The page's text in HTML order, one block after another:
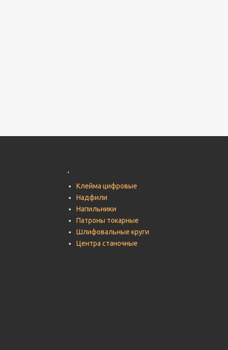
.
Клейма цифровые
Надфили
Напильники
Патроны токарные
Шлифовальные круги
Центра станочные